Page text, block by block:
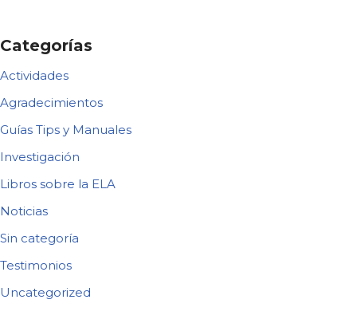
Categorías
Actividades
Agradecimientos
Guías Tips y Manuales
Investigación
Libros sobre la ELA
Noticias
Sin categoría
Testimonios
Uncategorized